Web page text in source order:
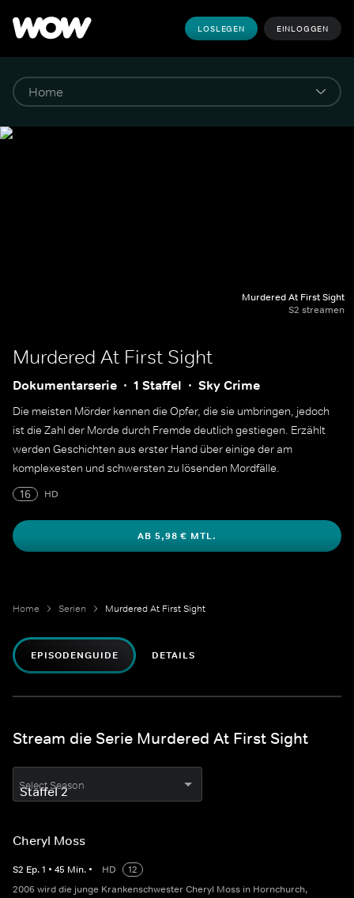
LOSLEGEN EINLOGGEN
Murdered At First Sight
S2 streamen
Murdered At First Sight
Dokumentarserie 1 Staffel Sky Crime
Die meisten Mörder kennen die Opfer, die sie umbringen, jedoch
ist die Zahl der Morde durch Fremde deutlich gestiegen. Erzählt
werden Geschichten aus erster Hand über einige der am
komplexesten und schwersten zu lösenden Mordfälle.
16
HD
AB 5,98 € MTL.
Home Serien Murdered At First Sight
EPISODENGUIDE DETAILS
Stream die Serie Murdered At First Sight
Select Season
Cheryl Moss
S2 Ep.1 • 45 Min. • HD
12
2006 wird die junge Krankenschwester Cheryl Moss in Hornchurch,